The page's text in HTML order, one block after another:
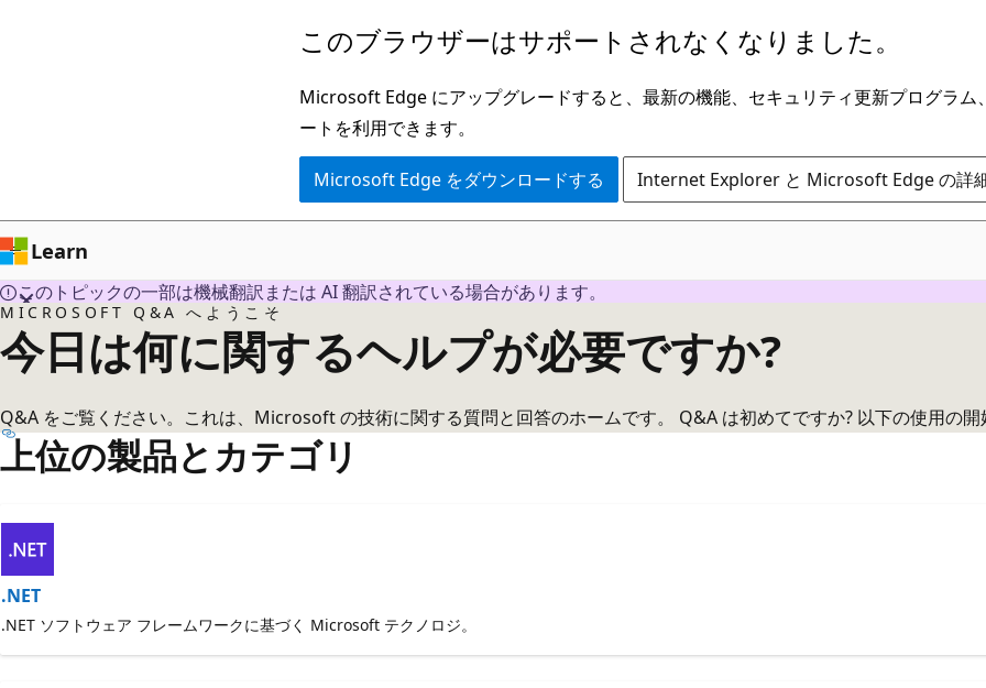
ン
ツ
に
ス
キ
ッ
このブラウザーはサポートされなくなりました。
Microsoft Edge にアップグレードすると、最新の機能、セキュリティ更新プログラム
ートを利用できます。
Microsoft Edge をダウンロードする Internet Explorer と Microsoft Edge の詳
Learn
このトピックの一部は機械翻訳または AI 翻訳されている場合があります。
MICROSOFT Q&A へようこそ
今日は何に関するヘルプが必要ですか?
Q&A をご覧ください。これは、Microsoft の技術に関する質問と回答のホームです。 Q&A は初めてですか? 以下の使用の開
上位の製品とカテゴリ
.NET
.NET ソフトウェア フレームワークに基づく Microsoft テクノロジ。